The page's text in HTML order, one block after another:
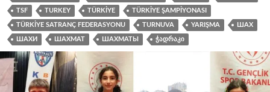
TSF TURKEY TÜRKIYE TÜRKIYE ŞAMPIYONASI
TÜRKIYE SATRANÇ FEDERASYONU TURNUVA YARIŞMA ШАХ
ШАХИ ШАХМАТ ШАХМАТЫ ᲭᲐᲓᲠᲐᲙᲘ